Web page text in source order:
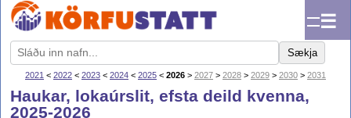
☰
Sækja
2021 < 2022 < 2023 < 2024 < 2025 < 2026 > 2027 > 2028 > 2029 > 2030 > 2031
Haukar, lokaúrslit, efsta deild kvenna,
2025-2026